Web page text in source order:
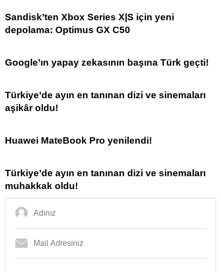
Sandisk’ten Xbox Series X|S için yeni
depolama: Optimus GX C50
Google’ın yapay zekasının başına Türk geçti!
Türkiye’de ayın en tanınan dizi ve sinemaları
aşikâr oldu!
Huawei MateBook Pro yenilendi!
Türkiye’de ayın en tanınan dizi ve sinemaları
muhakkak oldu!